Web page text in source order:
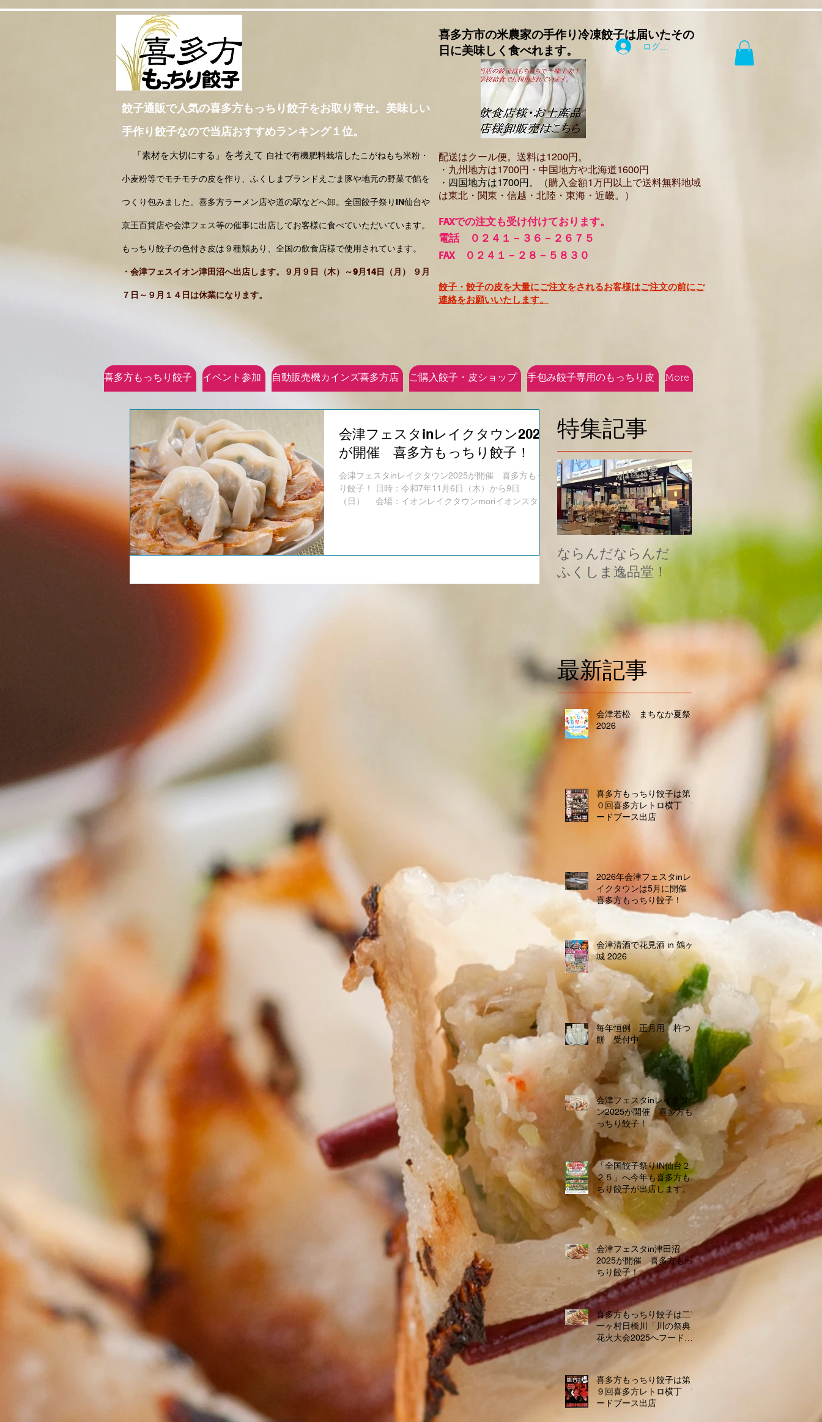
餃子通販で人気の喜多方もっちり餃子をお取り寄せ。美味しい
手作り餃子なので当店おすすめランキング１位。
「素材を大切にする」 を考えて 自社で有機肥料栽培したこがねもち米粉・
小麦粉等でモチモチの皮を作り、ふくしまブランドえごま豚や地元の野菜で餡を
つくり包みました。喜多方ラーメン店や道の駅などへ卸。全国餃子祭りIN仙台や
京王百貨店や会津フェス等の催事に出店してお客様に食べていただいています。
もっちり餃子の色付き皮は９種類あり、全国の飲食店様で使用されています。
・会津フェスイオン津田沼へ出店します。９月９日（木）～9月14日（月） ９月
７日～９月１４日は休業になります。
喜多方市の米農家の手作り冷凍餃子は届いたその
日に美味しく食べれます。
配送はクール便。送料は1200円。
・​九州地方は1700円 ・中国地方や北海道1600円
・四国地方は1700円。（購入金額1万円以上で送料無料地域
は東北・関東・信越・北陸・東海・近畿。）
FAXでの注文も受け付けております。
電話 ０２４１－３６－２６７５
FAX ０２４１－２８－５８３０
餃子・餃子の皮を大量にご注文をされるお客様はご注文の前にご
連絡をお願いいたします。​
ログイン
喜多方もっちり餃子 イベント参加 自動販売機カインズ喜多方店 ご購入餃子・皮ショップ 手包み餃子専用のもっちり皮 More
会津フェスタinレイクタウン2025
が開催 喜多方もっちり餃子！
会津フェスタinレイクタウン2025が開催 喜多方もっち
り餃子！ 日時：令和7年11月6日（木）から9日
（日） 会場：イオンレイクタウンmoriイオンスタイ
た。モチモチの皮と餡のうま味が好評です。 ・うま辛
餃子（22ｇｘ10個 保冷剤付き）720円 トマトパウダ
ーと一味唐辛子入りの紅色の皮。 豆板醤などで餡の旨
特集記事
ならんだならんだ
ふくしま逸品堂！
最新記事
会津若松 まちなか夏祭り
2026
喜多方もっちり餃子は第２
０回喜多方レトロ横丁 フ
ードブース出店
2026年会津フェスタinレ
イクタウンは5月に開催
喜多方もっちり餃子！
会津清酒で花見酒 in 鶴ヶ
城 2026
毎年恒例 正月用 杵つき
餅 受付中
会津フェスタinレイクタウ
ン2025が開催 喜多方も
っちり餃子！
「全国餃子祭りIN仙台２０
２５」へ今年も喜多方もっ
ちり餃子が出店します。
会津フェスタin津田沼
2025が開催 喜多方もっ
ちり餃子！
喜多方もっちり餃子は二市
一ヶ村日橋川「川の祭典」
花火大会2025へフードブ
喜多方もっちり餃子は第１
９回喜多方レトロ横丁 フ
ードブース出店